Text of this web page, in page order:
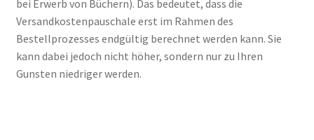
bei Erwerb von Büchern). Das bedeutet, dass die
Versandkostenpauschale erst im Rahmen des
Bestellprozesses endgültig berechnet werden kann. Sie
kann dabei jedoch nicht höher, sondern nur zu Ihren
Gunsten niedriger werden.